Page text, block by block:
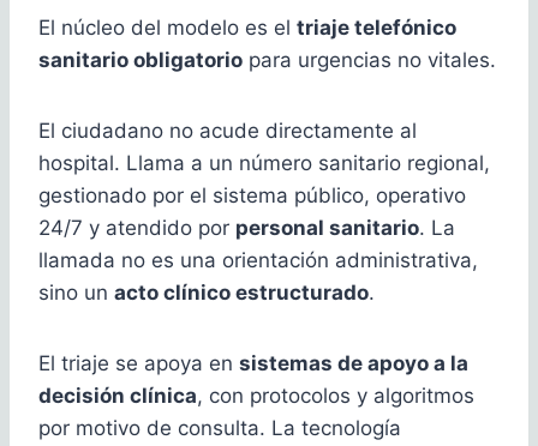
El núcleo del modelo es el triaje telefónico
sanitario obligatorio para urgencias no vitales.
El ciudadano no acude directamente al
hospital. Llama a un número sanitario regional,
gestionado por el sistema público, operativo
24/7 y atendido por personal sanitario. La
llamada no es una orientación administrativa,
sino un acto clínico estructurado.
El triaje se apoya en sistemas de apoyo a la
decisión clínica, con protocolos y algoritmos
por motivo de consulta. La tecnología